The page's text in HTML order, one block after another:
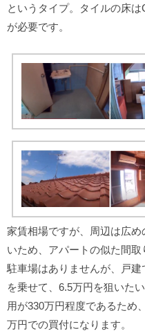
というタイプ。タイルの床
が必要です。
家賃相場ですが、周辺は広
いため、アパートの似た間取
駐車場はありませんが、戸
を乗せて、6.5万円を狙いた
用が330万円程度であるため
万円での買付になります。